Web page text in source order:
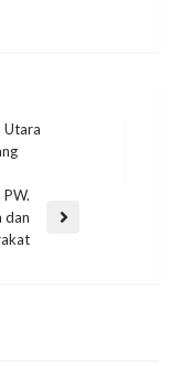
Utara
dan